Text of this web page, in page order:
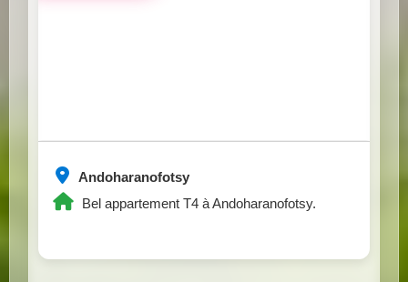
Andoharanofotsy
Bel appartement T4 à Andoharanofotsy.